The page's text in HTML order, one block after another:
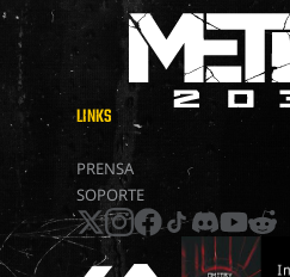
METRO 2039
LINKS
PRENSA
SOPORTE
x instagram
facebook
tiktokdiscord
youtube
reddit